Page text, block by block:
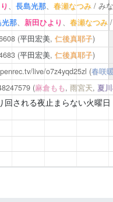
、 長島光那、 春瀬なつみ/ み
那、 新田ひより 、 春瀬なつみ/
(平田宏美, 仁後真耶子)
(平田宏美, 仁後真耶子)
live/o7z4yqd25zl (春咲暖
(麻倉もも, 雨宮天, 夏
される夜止まらない火曜日